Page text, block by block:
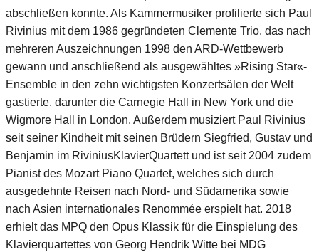
abschließen konnte. Als Kammermusiker profilierte sich Paul
Rivinius mit dem 1986 gegründeten Clemente Trio, das nach
mehreren Auszeichnungen 1998 den ARD-Wettbewerb
gewann und anschließend als ausgewähltes »Rising Star«-
Ensemble in den zehn wichtigsten Konzertsälen der Welt
gastierte, darunter die Carnegie Hall in New York und die
Wigmore Hall in London. Außerdem musiziert Paul Rivinius
seit seiner Kindheit mit seinen Brüdern Siegfried, Gustav und
Benjamin im RiviniusKlavierQuartett und ist seit 2004 zudem
Pianist des Mozart Piano Quartet, welches sich durch
ausgedehnte Reisen nach Nord- und Südamerika sowie
nach Asien internationales Renommée erspielt hat. 2018
erhielt das MPQ den Opus Klassik für die Einspielung des
Klavierquartettes von Georg Hendrik Witte bei MDG